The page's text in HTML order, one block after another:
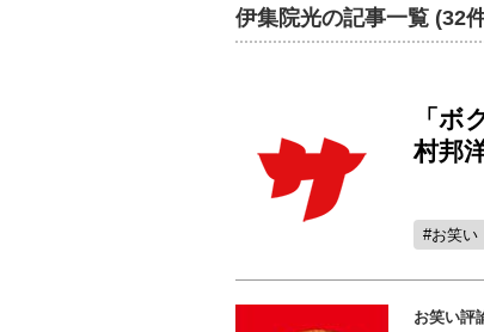
伊集院光の記事一覧 (32
「ボ
村邦
お笑い
お笑い評